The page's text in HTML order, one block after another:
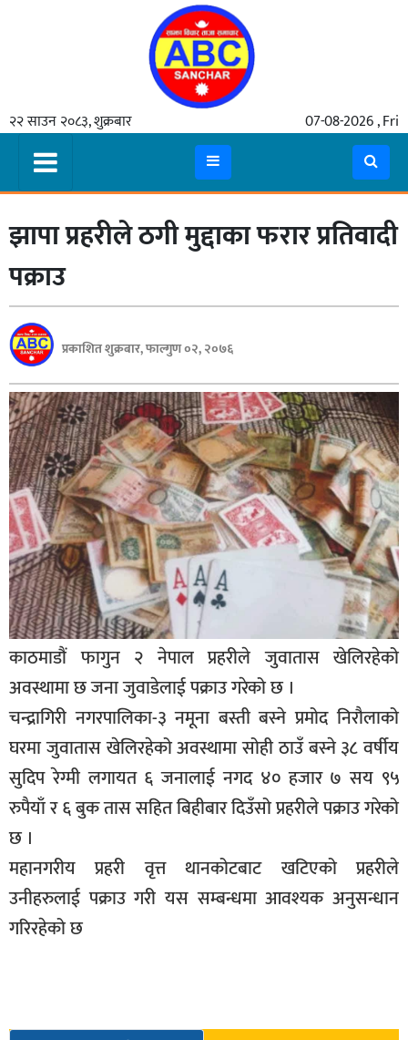
२२ साउन २०८३, शुक्रबार 07-08-2026 , Fri
समाचार
मुख्य
समाचार
कुटनीती
अर्थ
रसरङ्ग
यौन/
स्वास्थ्य
भिडियो
बिशेष
भिडियो
पत्रपत्रिका
खेलकुद
बिश्व
अचम्म
दुनिया
बिचार
कुराकानी
जीवनशैली
साहित्य
सूचना-
प्रवधि
झापा प्रहरीले ठगी मुद्दाका फरार प्रतिवादी
पक्राउ
प्रकाशित शुक्रबार, फाल्गुण ०२, २०७६
काठमाडौं फागुन २ नेपाल प्रहरीले जुवातास खेलिरहेको
अवस्थामा छ जना जुवाडेलाई पक्राउ गरेको छ ।
चन्द्रागिरी नगरपालिका-३ नमूना बस्ती बस्ने प्रमोद निरौलाको
घरमा जुवातास खेलिरहेको अवस्थामा सोही ठाउँ बस्ने ३८ वर्षीय
सुदिप रेग्मी लगायत ६ जनालाई नगद ४० हजार ७ सय ९५
रुपैयाँ र ६ बुक तास सहित बिहीबार दिउँसो प्रहरीले पक्राउ गरेको
छ ।
महानगरीय प्रहरी वृत्त थानकोटबाट खटिएको प्रहरीले
उनीहरुलाई पक्राउ गरी यस सम्बन्धमा आवश्यक अनुसन्धान
गरिरहेको छ